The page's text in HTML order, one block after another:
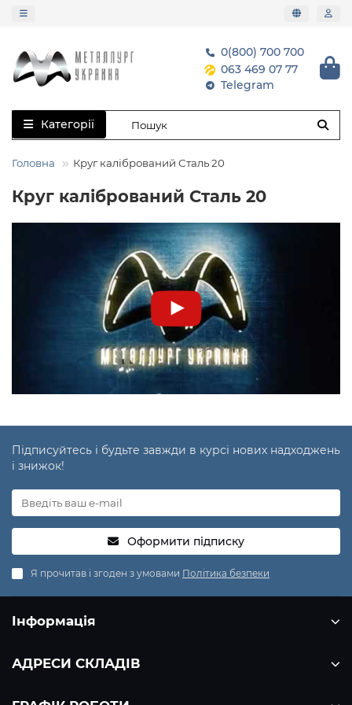
0(800) 700 700
063 469 07 77
Telegram
Категорії
Головна Круг калібрований Сталь 20
Круг калібрований Сталь 20
Підписуйтесь і будьте завжди в курсі нових надходжень
і знижок!
Оформити підписку
Я прочитав і згоден з умовами Політика безпеки
Інформація
АДРЕСИ СКЛАДІВ